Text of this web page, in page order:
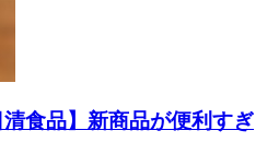
食品】新商品が便利すぎ